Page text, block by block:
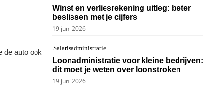
de auto ook
Winst en verliesrekening uitleg: beter
beslissen met je cijfers
19 juni 2026
Salarisadministratie
Loonadministratie voor kleine bedrijven:
dit moet je weten over loonstroken
19 juni 2026